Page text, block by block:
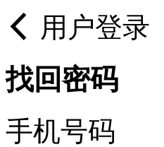
用户登录
找回密码
手机号码